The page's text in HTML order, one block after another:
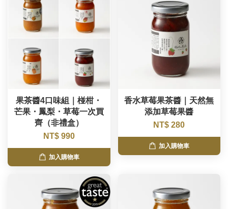
果茶醬4口味組｜椪柑・
芒果・鳳梨・草莓一次買
齊（非禮盒）
NT$ 990
加入購物車
香水草莓果茶醬｜天然無
添加草莓果醬
NT$ 280
加入購物車